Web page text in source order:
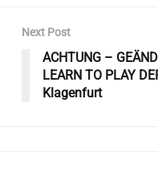
Next Post
ACHTUNG –
LEARN TO PLAY
Klagenfurt